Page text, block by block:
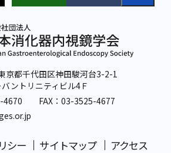
都千代田区神田駿河台3-2-1
ントリニティビル4Ｆ
4670 FAX：03-3525-4677
シー サイトマップ アクセス